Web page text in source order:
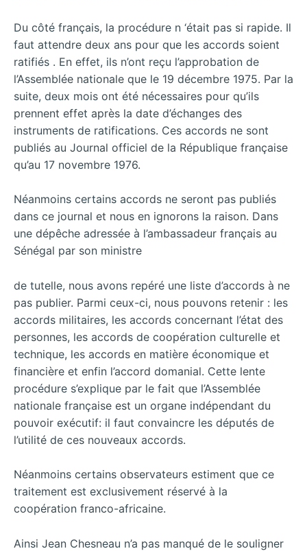
Du côté français, la procédure n ‘était pas si rapide. Il
faut attendre deux ans pour que les accords soient
ratifiés . En effet, ils n’ont reçu l’approbation de
l’Assemblée nationale que le 19 décembre 1975. Par la
suite, deux mois ont été nécessaires pour qu’ils
prennent effet après la date d’échanges des
instruments de ratifications. Ces accords ne sont
publiés au Journal officiel de la République française
qu’au 17 novembre 1976.
Néanmoins certains accords ne seront pas publiés
dans ce journal et nous en ignorons la raison. Dans
une dépêche adressée à l’ambassadeur français au
Sénégal par son ministre
de tutelle, nous avons repéré une liste d’accords à ne
pas publier. Parmi ceux-ci, nous pouvons retenir : les
accords militaires, les accords concernant l’état des
personnes, les accords de coopération culturelle et
technique, les accords en matière économique et
financière et enfin l’accord domanial. Cette lente
procédure s’explique par le fait que l’Assemblée
nationale française est un organe indépendant du
pouvoir exécutif: il faut convaincre les députés de
l’utilité de ces nouveaux accords.
Néanmoins certains observateurs estiment que ce
traitement est exclusivement réservé à la
coopération franco-africaine.
Ainsi Jean Chesneau n’a pas manqué de le souligner